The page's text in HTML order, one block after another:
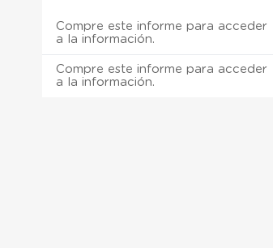
Compre este informe para acceder
a la información.
Compre este informe para acceder
a la información.